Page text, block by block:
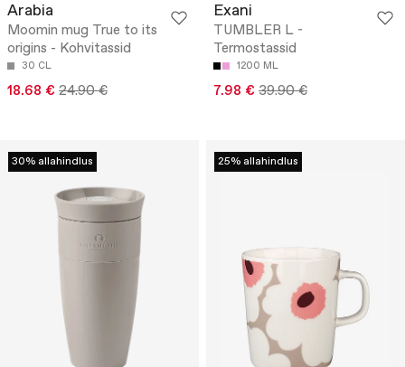
Arabia
Moomin mug True to its
origins - Kohvitassid
30 CL
18.68 € 24.90 €
Exani
TUMBLER L -
Termostassid
1200 ML
7.98 € 39.90 €
30% allahindlus 25% allahindlus